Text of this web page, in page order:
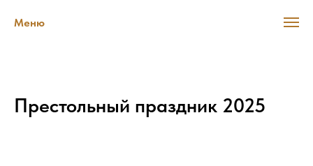
Меню
Престольный праздник 2025